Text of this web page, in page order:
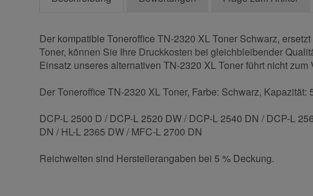
Der kompatible Toneroffice TN-2320 XL Toner Schwarz,
Toner, können Sie Ihre Druckkosten bei gleichbleibender
Einsatz unseres alternativen TN-2320 XL Toner führt nicht
Der Toneroffice TN-2320 XL Toner, Farbe: Schwarz,
DCP-L 2500 D / DCP-L 2520 DW / DCP-L 2540 DN / DCP-L
DN / HL-L 2365 DW / MFC-L 2700 DN
Reichweiten sind Herstellerangaben bei 5 % Deckung.